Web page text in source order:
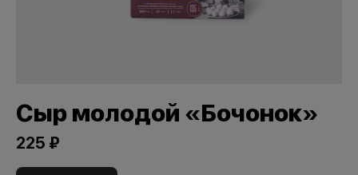
Сыр молодой «Бочонок»
225 ₽